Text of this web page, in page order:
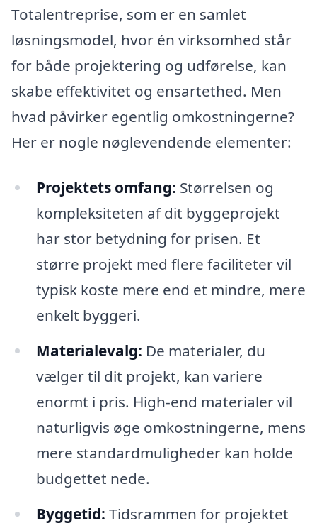
Totalentreprise, som er en samlet
løsningsmodel, hvor én virksomhed står
for både projektering og udførelse, kan
skabe effektivitet og ensartethed. Men
hvad påvirker egentlig omkostningerne?
Her er nogle nøglevendende elementer:
Projektets omfang: Størrelsen og
kompleksiteten af dit byggeprojekt
har stor betydning for prisen. Et
større projekt med flere faciliteter vil
typisk koste mere end et mindre, mere
enkelt byggeri.
Materialevalg: De materialer, du
vælger til dit projekt, kan variere
enormt i pris. High-end materialer vil
naturligvis øge omkostningerne, mens
mere standardmuligheder kan holde
budgettet nede.
Byggetid: Tidsrammen for projektet